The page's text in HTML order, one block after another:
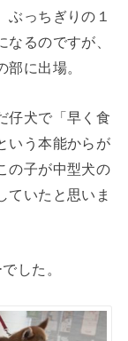
ぶっちぎりの１
るのですが、
に出場。
仔犬で「早く食
いう本能からが
の子が中型犬の
ていたと思いま
した。